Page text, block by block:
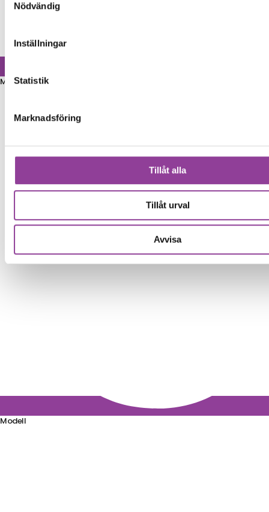
Nödvändig
Inställningar
Statistik
Marknadsföring
Tillåt alla
Tillåt urval
Avvisa
Märke
Modell